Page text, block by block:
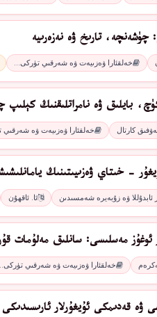
چۈشەنچە، تارىخ ۋە نەزەرىيە
خەلقئارا ۋەزىيەت ۋە شەرقىي تۈركى…
بايلىق ۋە نامراتلىقنىڭ
كارتال خەلقئارا ۋەزىيەت ۋە
- خىتاي ۋەزىيىتىنىڭ
ئابدۇللا ۋە زۇبەيرە شەمسىدىن ئا. ئاقھۇن
ئوغۇز مەسلىسى: سانلىق مەلۇمات
خەلقئارا ۋەزىيەت ۋە شەرقىي
ۋە قەدىمكى ئۇيغۇرلار